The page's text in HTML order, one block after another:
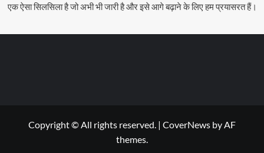
एक ऐसा सिलसिला है जो अभी भी जारी है और इसे आगे बढ़ाने के लिए हम प्रयासरत हैं।
Copyright © All rights reserved. | CoverNews by AF
themes.